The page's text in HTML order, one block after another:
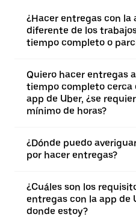
¿Hacer entregas con la
diferente de los
tiempo completo o
Quiero hacer entregas
tiempo completo cerca
app de Uber, ¿se
mínimo de horas?
¿Dónde puedo
por hacer entregas?
¿Cuáles son los
entregas con la app de
donde estoy?